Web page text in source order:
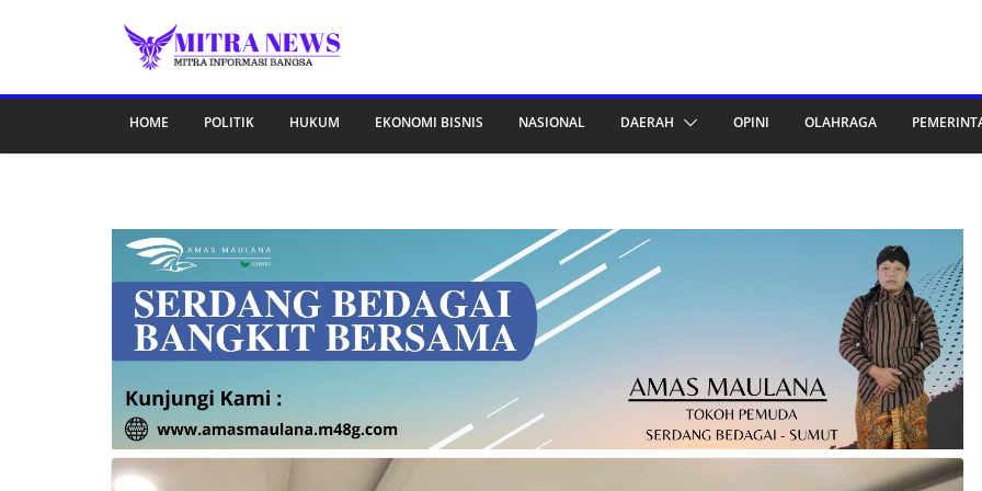
HOME POLITIK HUKUM EKONOMI BISNIS NASIONAL DAERAH OPINI OLAHRAGA